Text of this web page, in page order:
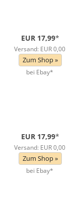
EUR 17,99*
Versand: EUR 0,00
Zum Shop »
bei Ebay*
EUR 17,99*
Versand: EUR 0,00
Zum Shop »
bei Ebay*